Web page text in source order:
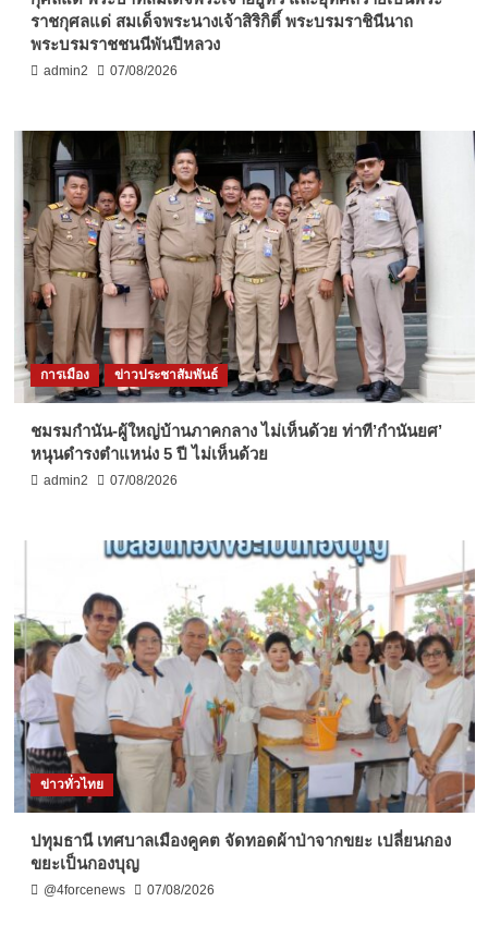
ราชกุศลแด่ สมเด็จพระนางเจ้าสิริกิติ์ พระบรมราชินีนาถ
พระบรมราชชนนีพันปีหลวง
admin2 07/08/2026
การเมือง ข่าวประชาสัมพันธ์
ชมรมกำนัน-ผู้ใหญ่บ้านภาคกลาง ไม่เห็นด้วย ท่าที’กำนันยศ’
หนุนดำรงตำแหน่ง 5 ปี ไม่เห็นด้วย
admin2 07/08/2026
ข่าวทั่วไทย
ปทุมธานี เทศบาลเมืองคูคต จัดทอดผ้าป่าจากขยะ เปลี่ยนกอง
ขยะเป็นกองบุญ
@4forcenews 07/08/2026